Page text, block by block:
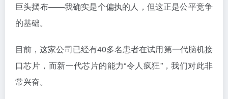
巨头摆布——我确实是个偏执的人，但这正是公平竞争
的基础。
目前，这家公司已经有40多名患者在试用第一代脑机接
口芯片，而新一代芯片的能力“令人疯狂”，我们对此非
常兴奋。